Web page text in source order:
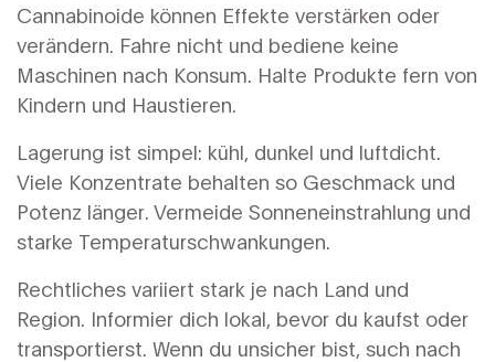
Cannabinoide können Effekte verstärken oder
verändern. Fahre nicht und bediene keine
Maschinen nach Konsum. Halte Produkte fern von
Kindern und Haustieren.
Lagerung ist simpel: kühl, dunkel und luftdicht.
Viele Konzentrate behalten so Geschmack und
Potenz länger. Vermeide Sonneneinstrahlung und
starke Temperaturschwankungen.
Rechtliches variiert stark je nach Land und
Region. Informier dich lokal, bevor du kaufst oder
transportierst. Wenn du unsicher bist, such nach